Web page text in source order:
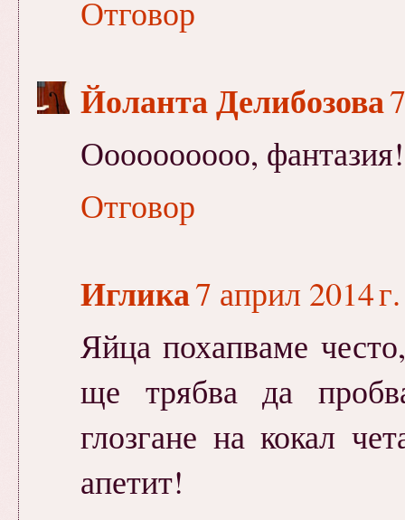
Отговор
Йоланта Делибозова
Оооооооооо,
Отговор
Иглика7 април 2014
Яйца похапваме
ще трябва да
глозгане на кокал
апетит!